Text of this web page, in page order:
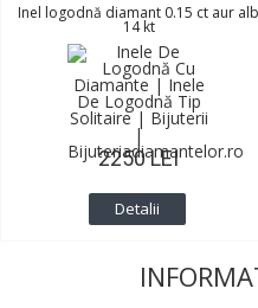
Inel logodnă diamant 0.15 ct aur alb
14 kt
2250 LEI
Detalii